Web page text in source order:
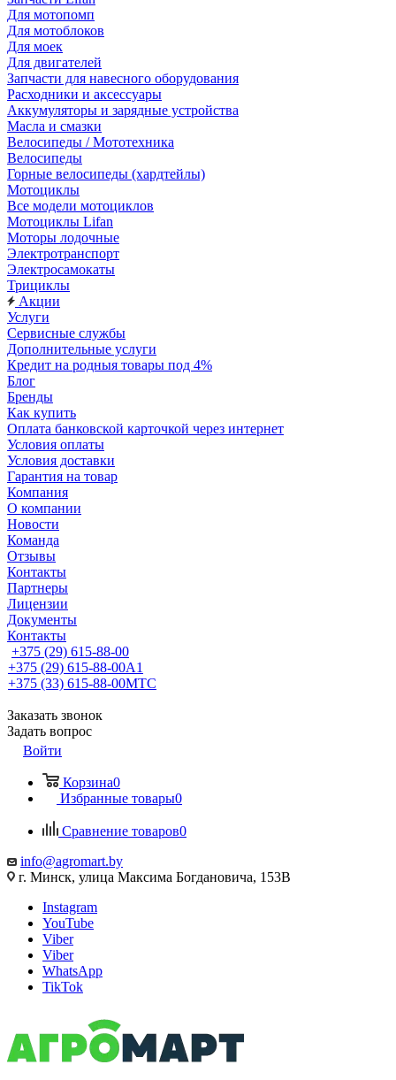
Для мотопомп
Для мотоблоков
Для моек
Для двигателей
Запчасти для навесного оборудования
Расходники и аксессуары
Аккумуляторы и зарядные устройства
Масла и смазки
Велосипеды / Мототехника
Велосипеды
Горные велосипеды (хардтейлы)
Мотоциклы
Все модели мотоциклов
Мотоциклы Lifan
Моторы лодочные
Электротранспорт
Электросамокаты
Трициклы
Акции
Услуги
Сервисные службы
Дополнительные услуги
Кредит на родныя товары под 4%
Блог
Бренды
Как купить
Оплата банковской карточкой через интернет
Условия оплаты
Условия доставки
Гарантия на товар
Компания
О компании
Новости
Команда
Отзывы
Контакты
Партнеры
Лицензии
Документы
Контакты
+375 (29) 615-88-00
+375 (29) 615-88-00A1
+375 (33) 615-88-00МТС
Заказать звонок
Задать вопрос
Войти
Корзина0
Избранные товары0
Сравнение товаров0
info@agromart.by
г. Минск, улица Максима Богдановича, 153В
Instagram
YouTube
Viber
Viber
WhatsApp
TikTok